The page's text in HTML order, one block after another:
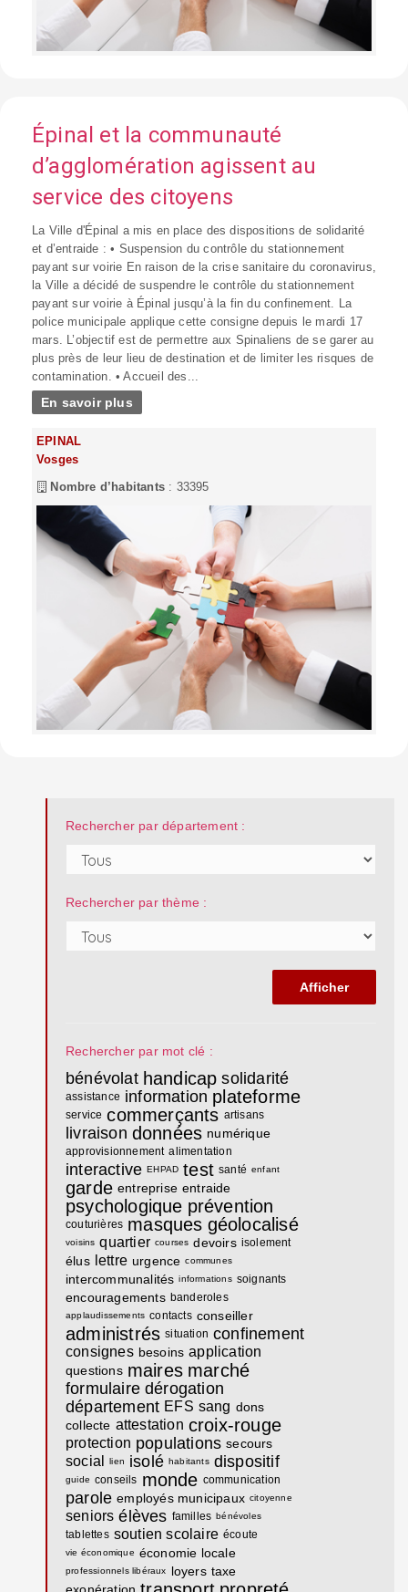
Épinal et la communauté
d’agglomération agissent au
service des citoyens
La Ville d'Épinal a mis en place des dispositions de solidarité
et d’entraide : • Suspension du contrôle du stationnement
payant sur voirie En raison de la crise sanitaire du coronavirus,
la Ville a décidé de suspendre le contrôle du stationnement
payant sur voirie à Épinal jusqu’à la fin du confinement. La
police municipale applique cette consigne depuis le mardi 17
mars. L’objectif est de permettre aux Spinaliens de se garer au
plus près de leur lieu de destination et de limiter les risques de
contamination. • Accueil des...
En savoir plus
EPINAL
Vosges
Nombre d’habitants : 33395
Rechercher par département :
Rechercher par thème :
Rechercher par mot clé :
bénévolat handicap solidarité
assistance information plateforme
service commerçants artisans
livraison données numérique
approvisionnement alimentation
interactive EHPAD test santé enfant
garde entreprise entraide
psychologique prévention
couturières masques géolocalisé
voisins quartier courses devoirs isolement
élus lettre urgence communes
intercommunalités informations soignants
encouragements banderoles
applaudissements contacts conseiller
administrés situation confinement
consignes besoins application
questions maires marché
formulaire dérogation
département EFS sang dons
collecte attestation croix-rouge
protection populations secours
social lien isolé habitants dispositif
guide conseils monde communication
parole employés municipaux citoyenne
seniors élèves familles bénévoles
tablettes soutien scolaire écoute
vie économique économie locale
professionnels libéraux loyers taxe
exonération